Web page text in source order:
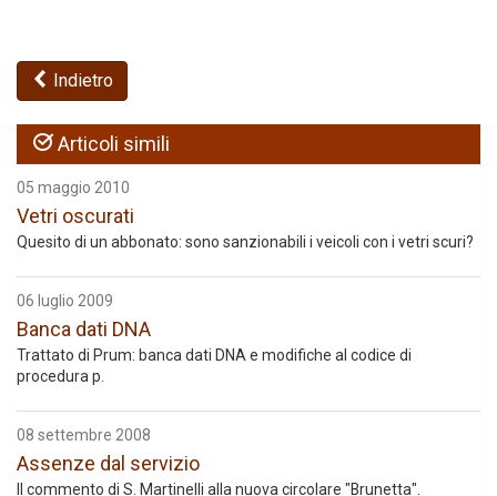
Indietro
Articoli simili
05 maggio 2010
Vetri oscurati
Quesito di un abbonato: sono sanzionabili i veicoli con i vetri scuri?
06 luglio 2009
Banca dati DNA
Trattato di Prum: banca dati DNA e modifiche al codice di
procedura p.
08 settembre 2008
Assenze dal servizio
Il commento di S. Martinelli alla nuova circolare "Brunetta".